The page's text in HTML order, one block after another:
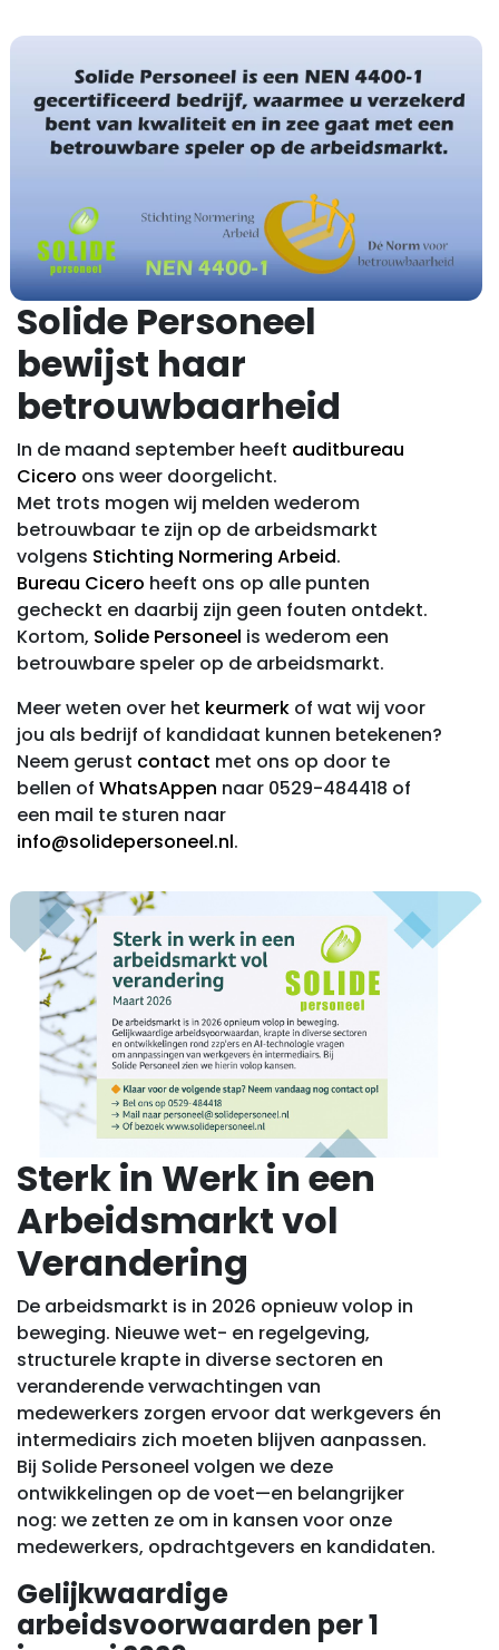
Sterk in Werk in een
Arbeidsmarkt vol
Verandering
De arbeidsmarkt is in 2026 opnieuw volop in
beweging. Nieuwe wet- en regelgeving,
structurele krapte in diverse sectoren en
veranderende verwachtingen van
medewerkers zorgen ervoor dat werkgevers én
intermediairs zich moeten blijven aanpassen.
Bij Solide Personeel volgen we deze
ontwikkelingen op de voet—en belangrijker
nog: we zetten ze om in kansen voor onze
medewerkers, opdrachtgevers en kandidaten.
Gelijkwaardige
arbeidsvoorwaarden per 1
Solide Personeel
bewijst haar
betrouwbaarheid
In de maand september heeft auditbureau
Cicero ons weer doorgelicht.
Met trots mogen wij melden wederom
betrouwbaar te zijn op de arbeidsmarkt
volgens Stichting Normering Arbeid.
Bureau Cicero heeft ons op alle punten
gecheckt en daarbij zijn geen fouten ontdekt.
Kortom, Solide Personeel is wederom een
betrouwbare speler op de arbeidsmarkt.
Meer weten over het keurmerk of wat wij voor
jou als bedrijf of kandidaat kunnen betekenen?
Neem gerust contact met ons op door te
bellen of WhatsAppen naar 0529-484418 of
een mail te sturen naar
info@solidepersoneel.nl.